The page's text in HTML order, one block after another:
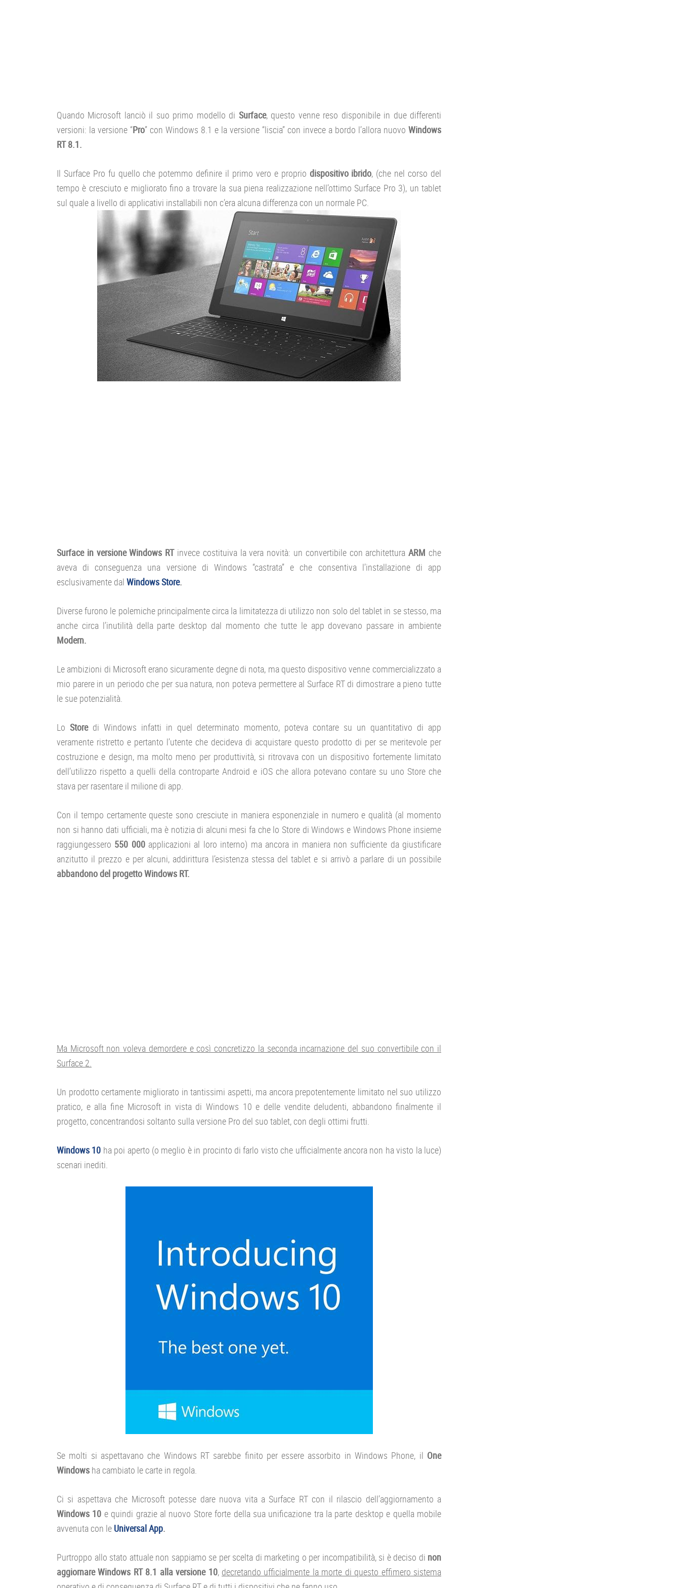
Quando Microsoft lanciò il suo primo modello di Surface, questo venne reso disponibile in due differenti
versioni: la versione “Pro” con Windows 8.1 e la versione “liscia” con invece a bordo l’allora nuovo Windows
RT 8.1.
Il Surface Pro fu quello che potemmo definire il primo vero e proprio dispositivo ibrido, (che nel corso del
tempo è cresciuto e migliorato fino a trovare la sua piena realizzazione nell’ottimo Surface Pro 3), un tablet
sul quale a livello di applicativi installabili non c’era alcuna differenza con un normale PC.
Surface in versione Windows RTinvece costituiva la vera novità: un convertibile con architetturaARM che
aveva di conseguenza una versione di Windows “castrata” e che consentiva l’installazione di app
esclusivamente dal Windows Store.
Diverse furono le polemiche principalmente circa la limitatezza di utilizzo non solo del tablet in se stesso, ma
anche circa l’inutilità della parte desktop dal momento che tutte le app dovevano passare in ambiente
Modern.
Le ambizioni di Microsoft erano sicuramente degne di nota, ma questo dispositivo venne commercializzato a
mio parere in un periodo che per sua natura, non poteva permettere al Surface RT di dimostrare a pieno tutte
le sue potenzialità.
Lo Storedi Windows infatti in quel determinato momento, poteva contare su un quantitativo di app
veramente ristretto e pertanto l’utente che decideva di acquistare questo prodotto di per se meritevole per
costruzione e design, ma molto meno per produttività, si ritrovava con un dispositivo fortemente limitato
dell’utilizzo rispetto a quelli della controparte Android e iOS che allora potevano contare su uno Store che
stava per rasentare il milione di app.
Con il tempo certamente queste sono cresciute in maniera esponenziale in numero e qualità (al momento
non si hanno dati ufficiali, ma è notizia di alcuni mesi fa che lo Store di Windows e Windows Phone insieme
raggiungessero 550 000applicazioni al loro interno) ma ancora in maniera non sufficiente da giustificare
anzitutto il prezzo e per alcuni, addirittura l’esistenza stessa del tablet e si arrivò a parlare di un possibile
abbandono del progetto Windows RT.
Ma Microsoft non voleva demordere e così concretizzo la seconda incarnazione del suo convertibile con il
Surface 2.
Un prodotto certamente migliorato in tantissimi aspetti, ma ancora prepotentemente limitato nel suo utilizzo
pratico, e alla fine Microsoft in vista di Windows 10 e delle vendite deludenti, abbandono finalmente il
progetto, concentrandosi soltanto sulla versione Pro del suo tablet, con degli ottimi frutti.
Windows 10 ha poi aperto (o meglio è in procinto di farlo visto che ufficialmente ancora non ha visto la luce)
scenari inediti.
Se molti si aspettavano che Windows RT sarebbe finito per essere assorbito in Windows Phone, il One
Windows ha cambiato le carte in regola.
Ci si aspettava che Microsoft potesse dare nuova vita a Surface RT con il rilascio dell’aggiornamento a
Windows 10 e quindi grazie al nuovo Store forte della sua unificazione tra la parte desktop e quella mobile
avvenuta con le Universal App.
Purtroppo allo stato attuale non sappiamo se per scelta di marketing o per incompatibilità, si è deciso di non
aggiornare Windows RT 8.1 alla versione 10, decretando ufficialmente la morte di questo effimero sistema